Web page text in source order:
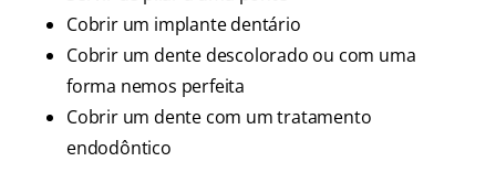
Cobrir um implante dentário
Cobrir um dente descolorado ou com uma
forma nemos perfeita
Cobrir um dente com um tratamento
endodôntico